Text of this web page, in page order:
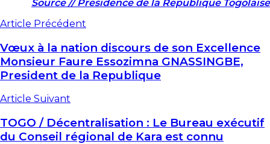
Source // Presidence de la Republique Togolaise
Article Précédent
Vœux à la nation discours de son Excellence
Monsieur Faure Essozimna GNASSINGBE,
President de la Republique
Article Suivant
TOGO / Décentralisation : Le Bureau exécutif
du Conseil régional de Kara est connu